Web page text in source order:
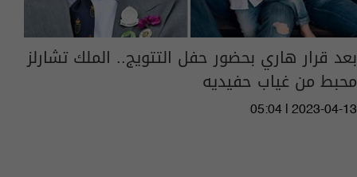
بعد قرار هاري بحضور حفل التتويج.. الملك تشارلز
محبط من غياب حفيديه
05:04 | 2023-04-13